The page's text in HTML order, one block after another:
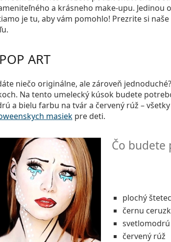
a krásneho make-upu. Jedinou
je tu, aby vám pomohlo! Prezrite si
ART
niečo originálne, ale zároveň
Na tento umelecký kúsok budete
a bielu farbu na tvár a červený rúž –
masiekpre deti.
Čo budete
plochý štetec
černu
červený rúž